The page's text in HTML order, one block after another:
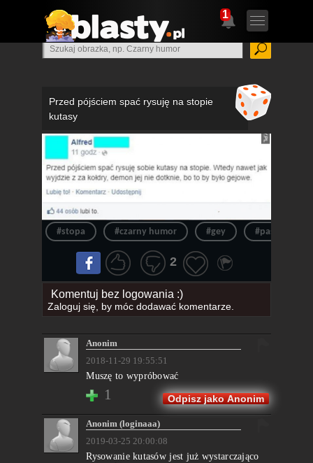
1
Przed pójściem spać rysuję na stopie
kutasy
#stopa #czarny humor #gey #pasta
2
Komentuj bez logowania :)
Zaloguj się, by móc dodawać komentarze.
Anonim
2018-11-29 19:55:51
Muszę to wypróbować
1 Odpisz jako Anonim
Anonim (loginaaa)
2019-03-25 20:00:08
Rysowanie kutasów jest już wystarczająco